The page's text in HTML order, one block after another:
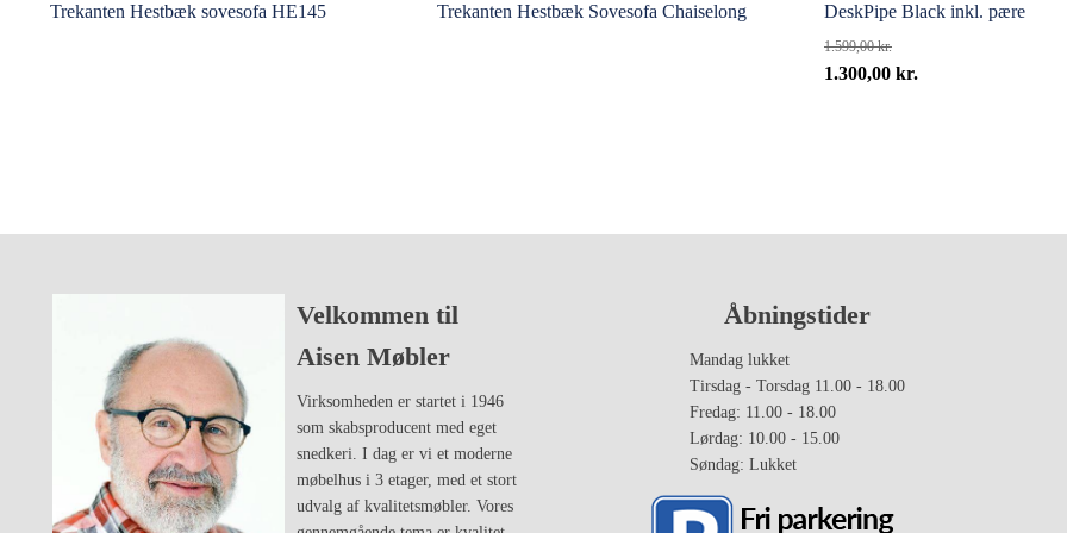
Trekanten Hestbæk sovesofa HE145 Trekanten Hestbæk Sovesofa Chaiselong DeskPipe Black inkl. pære
1.599,00kr.
Den
1.300,00 kr.Den
Velkommen til
Aisen Møbler
Virksomheden er startet i 1946
som skabsproducent med eget
snedkeri. I dag er vi et moderne
møbelhus i 3 etager, med et stort
udvalg af kvalitetsmøbler. Vores
Åbningstider
Mandag lukket
Tirsdag - Torsdag 11.00 - 18.00
Fredag: 11.00 - 18.00
Lørdag: 10.00 - 15.00
Søndag: Lukket